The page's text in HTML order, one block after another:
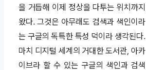
을 거듭해 이제 정상을 다투는 위치까지
왔다. 그것은 아무래도 검색과 색인이라
는 구글의 독특한 특성 덕이라 생각된다.
마치 디지털 세계의 거대한 도서관, 아카
이브라 할 수 있는 구글의 색인과 검색